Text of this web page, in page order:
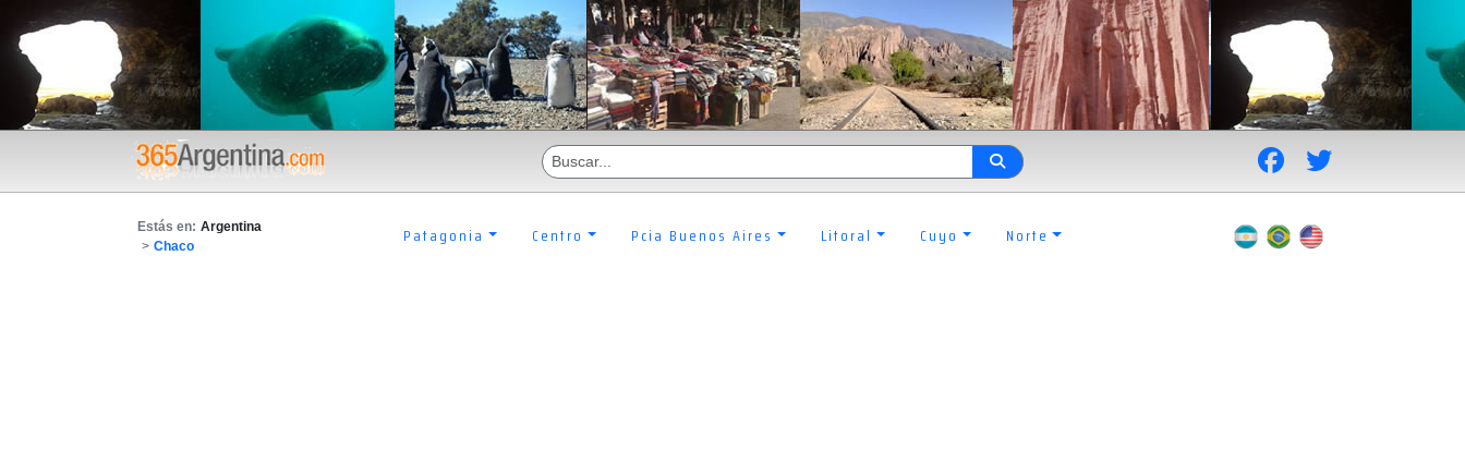
Estás en: Argentina
> Chaco Patagonia Centro Pcia Buenos Aires Litoral Cuyo Norte